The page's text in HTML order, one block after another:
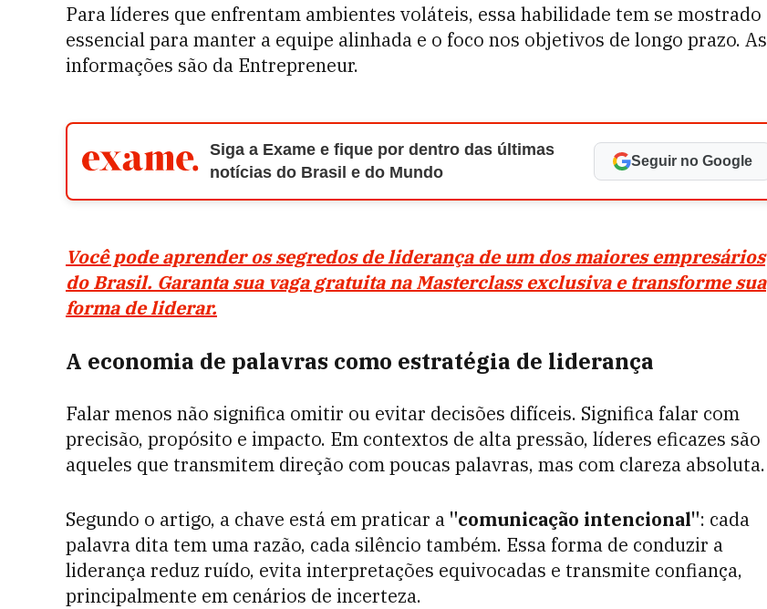
Para líderes que enfrentam ambientes voláteis, essa habilidade tem se mostrado
essencial para manter a equipe alinhada e o foco nos objetivos de longo prazo. As
informações são da Entrepreneur.
Siga a Exame e fique por dentro das últimas
notícias do Brasil e do Mundo
Seguir no Google
Você pode aprender os segredos de liderança de um dos maiores empresários
do Brasil. Garanta sua vaga gratuita na Masterclass exclusiva e transforme sua
forma de liderar.
A economia de palavras como estratégia de liderança
Falar menos não significa omitir ou evitar decisões difíceis. Significa falar com
precisão, propósito e impacto. Em contextos de alta pressão, líderes eficazes são
aqueles que transmitem direção com poucas palavras, mas com clareza absoluta.
Segundo o artigo, a chave está em praticar a "comunicação intencional": cada
palavra dita tem uma razão, cada silêncio também. Essa forma de conduzir a
liderança reduz ruído, evita interpretações equivocadas e transmite confiança,
principalmente em cenários de incerteza.